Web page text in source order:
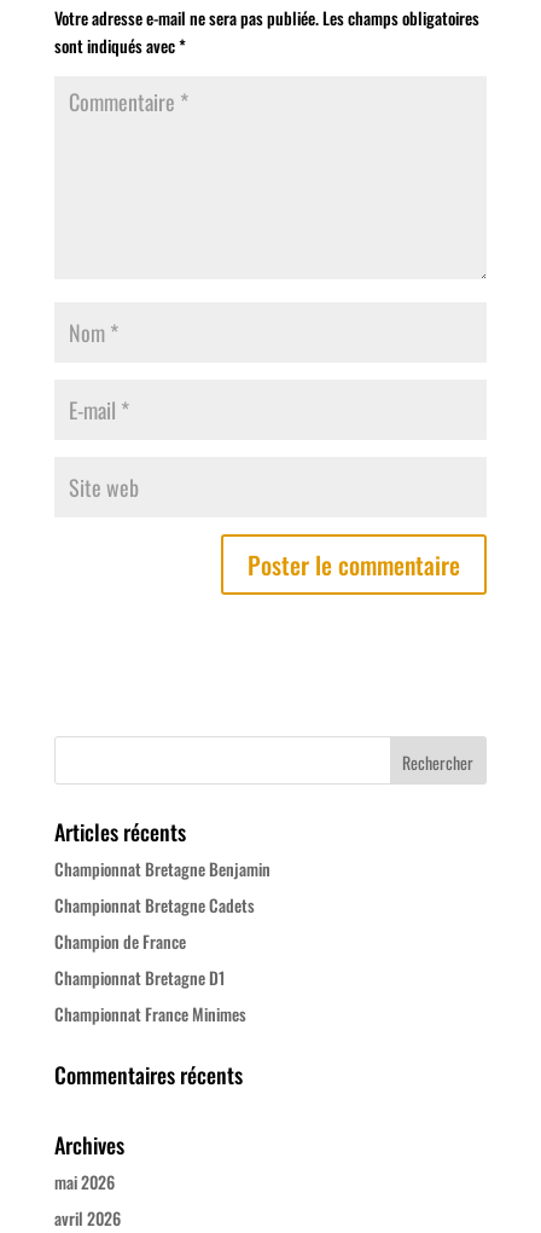
Votre adresse e-mail ne sera pas publiée.Les champs obligatoires
sont indiqués avec*
Articles récents
Championnat Bretagne Benjamin
Championnat Bretagne Cadets
Champion de France
Championnat Bretagne D1
Championnat France Minimes
Commentaires récents
Archives
mai 2026
avril 2026